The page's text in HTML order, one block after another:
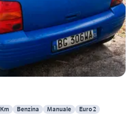
Benzina Manuale Euro 2